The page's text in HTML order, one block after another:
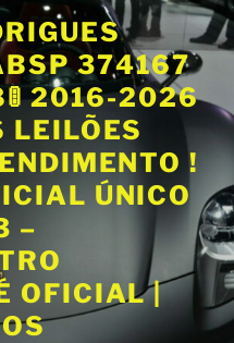
374167
2016-2026
LEILÕES
!
ÚNICO
–
OFICIAL |